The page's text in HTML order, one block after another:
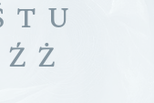
T U
Ź Ż